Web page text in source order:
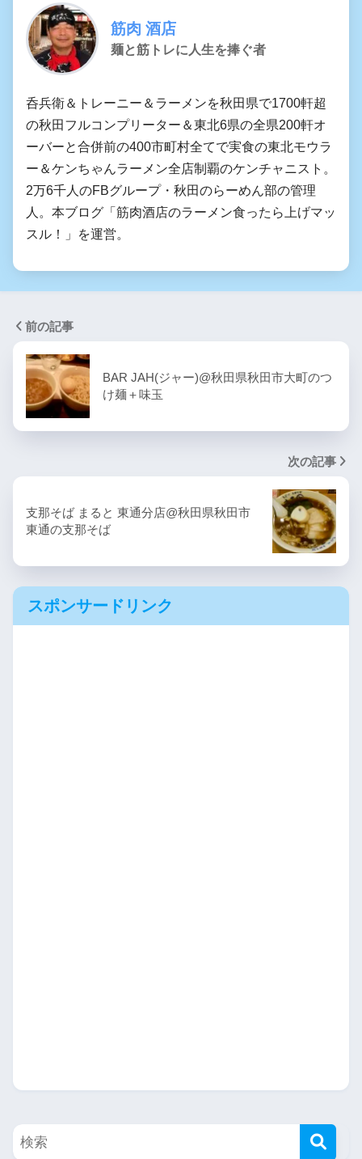
筋肉 酒店
麺と筋トレに人生を捧ぐ者
呑兵衛＆トレーニー＆ラーメンを秋田県で1700軒超
の秋田フルコンプリーター＆東北6県の全県200軒オ
ーバーと合併前の400市町村全てで実食の東北モウラ
ー＆ケンちゃんラーメン全店制覇のケンチャニスト。
2万6千人のFBグループ・秋田のらーめん部の管理
人。本ブログ「筋肉酒店のラーメン食ったら上げマッ
スル！」を運営。
前の記事
BAR JAH(ジャー)@秋田県秋田市大町のつ
け麺＋味玉
次の記事
支那そば まると 東通分店@秋田県秋田市
東通の支那そば
スポンサードリンク